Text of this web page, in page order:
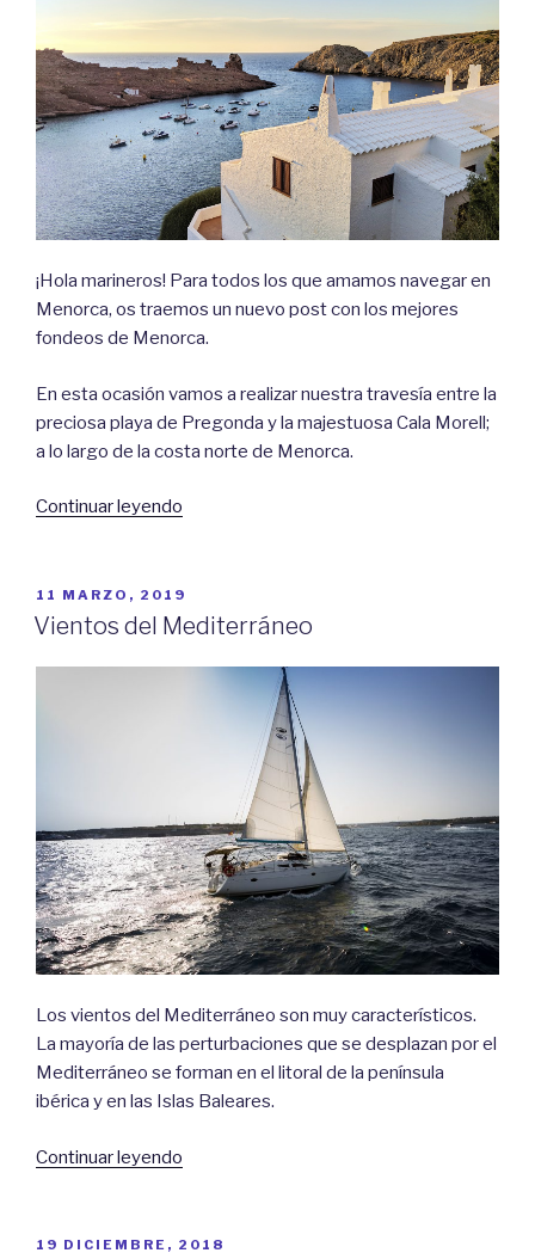
¡Hola marineros! Para todos los que amamos navegar en
Menorca, os traemos un nuevo post con los mejores
fondeos de Menorca.
En esta ocasión vamos a realizar nuestra travesía entre la
preciosa playa de Pregonda y la majestuosa Cala Morell;
a lo largo de la costa norte de Menorca.
Continuar leyendo
(IV):
Pregonda
PUBLICADO
EL
11 MARZO, 2019
Vientos del Mediterráneo
Los vientos del Mediterráneo son muy característicos.
La mayoría de las perturbaciones que se desplazan por el
Mediterráneo se forman en el litoral de la península
ibérica y en las Islas Baleares.
Continuar leyendo
PUBLICADO
19 DICIEMBRE, 2018